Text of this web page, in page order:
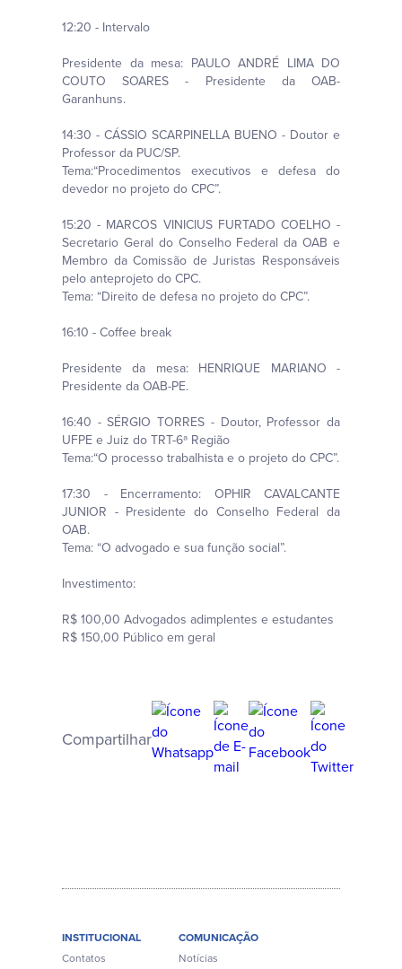
12:20 - Intervalo
Presidente da mesa: PAULO ANDRÉ LIMA DO
COUTO SOARES - Presidente da OAB-
Garanhuns.
14:30 - CÁSSIO SCARPINELLA BUENO - Doutor e
Professor da PUC/SP.
Tema:“Procedimentos executivos e defesa do
devedor no projeto do CPC”.
15:20 - MARCOS VINICIUS FURTADO COELHO -
Secretario Geral do Conselho Federal da OAB e
Membro da Comissão de Juristas Responsáveis
pelo anteprojeto do CPC.
Tema: “Direito de defesa no projeto do CPC”.
16:10 - Coffee break
Presidente da mesa: HENRIQUE MARIANO -
Presidente da OAB-PE.
16:40 - SÉRGIO TORRES - Doutor, Professor da
UFPE e Juiz do TRT-6ª Região
Tema:“O processo trabalhista e o projeto do CPC”.
17:30 - Encerramento: OPHIR CAVALCANTE
JUNIOR - Presidente do Conselho Federal da
OAB.
Tema: “O advogado e sua função social”.
Investimento:
R$ 100,00 Advogados adimplentes e estudantes
R$ 150,00 Público em geral
Compartilhar
INSTITUCIONAL
Contatos
COMUNICAÇÃO
Notícias